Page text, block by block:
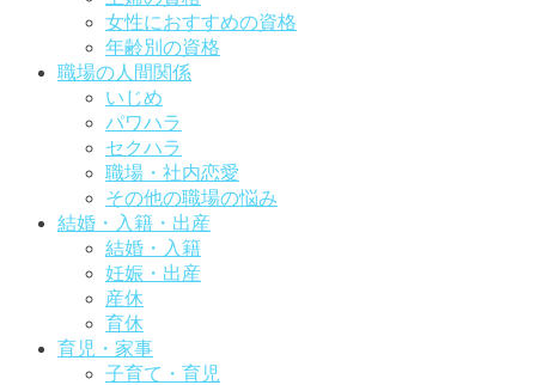
女性におすすめの資格
年齢別の資格
職場の人間関係
いじめ
パワハラ
セクハラ
職場・社内恋愛
その他の職場の悩み
結婚・入籍・出産
結婚・入籍
妊娠・出産
産休
育休
育児・家事
子育て・育児